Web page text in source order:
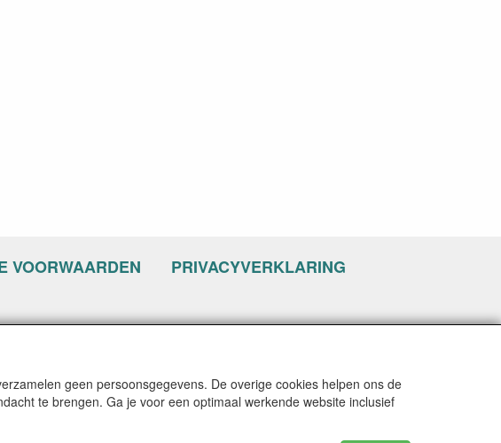
VOORWAARDEN PRIVACYVERKLARING
geen persoonsgegevens. De overige cookies helpen ons de
te brengen. Ga je voor een optimaal werkende website inclusief